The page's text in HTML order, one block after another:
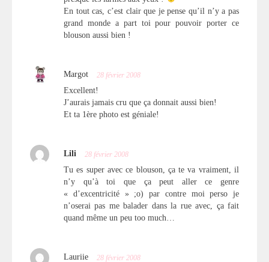
En tout cas, c’est clair que je pense qu’il n’y a pas
grand monde a part toi pour pouvoir porter ce
blouson aussi bien !
Margot 28 février 2008
Excellent!
J’aurais jamais cru que ça donnait aussi bien!
Et ta 1ère photo est géniale!
Lili 28 février 2008
Tu es super avec ce blouson, ça te va vraiment, il
n’y qu’à toi que ça peut aller ce genre
« d’excentricité » ;o) par contre moi perso je
n’oserai pas me balader dans la rue avec, ça fait
quand même un peu too much…
Lauriie 28 février 2008